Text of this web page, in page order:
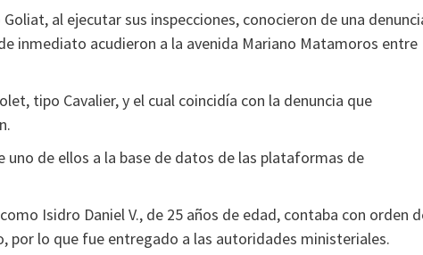
al ejecutar sus inspecciones, conocieron de una
inmediato acudieron a la avenida Mariano Matamoros entre
tipo Cavalier, y el cual coincidía con la denuncia que
de ellos a la base de datos de las plataformas de
Isidro Daniel V., de 25 años de edad, contaba con orden
lo que fue entregado a las autoridades ministeriales.